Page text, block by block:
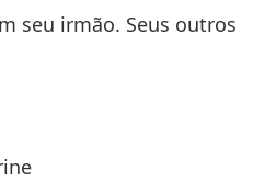
seu irmão. Seus outros